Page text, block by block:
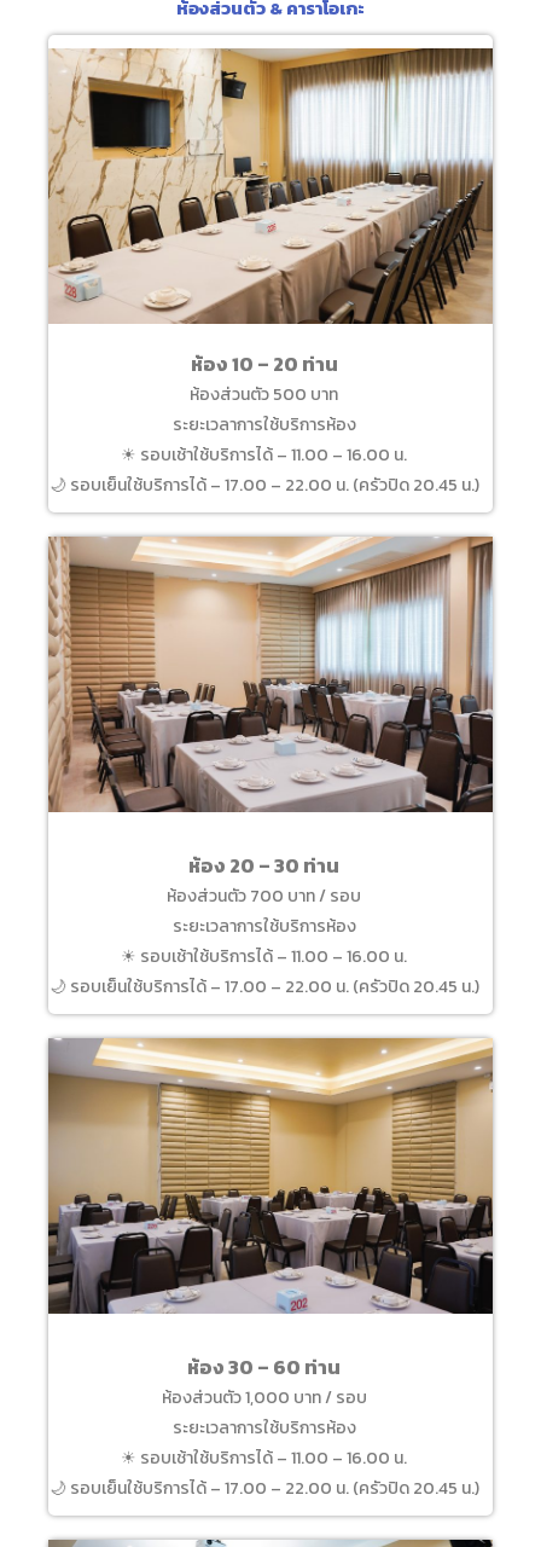
ห้องส่วนตัว & คาราโอเกะ
ห้อง 10 – 20 ท่าน
ห้องส่วนตัว 500 บาท
ระยะเวลาการใช้บริการห้อง
☀ รอบเช้าใช้บริการได้ – 11.00 – 16.00 น.
🌙 รอบเย็นใช้บริการได้ – 17.00 – 22.00 น. (ครัวปิด 20.45 น.)
ห้อง 20 – 30 ท่าน
ห้องส่วนตัว 700 บาท / รอบ
ระยะเวลาการใช้บริการห้อง
☀ รอบเช้าใช้บริการได้ – 11.00 – 16.00 น.
🌙 รอบเย็นใช้บริการได้ – 17.00 – 22.00 น. (ครัวปิด 20.45 น.)
ห้อง 30 – 60 ท่าน
ห้องส่วนตัว 1,000 บาท / รอบ
ระยะเวลาการใช้บริการห้อง
☀ รอบเช้าใช้บริการได้ – 11.00 – 16.00 น.
🌙 รอบเย็นใช้บริการได้ – 17.00 – 22.00 น. (ครัวปิด 20.45 น.)